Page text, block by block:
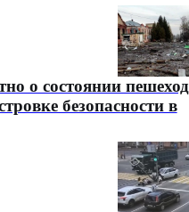
о состоянии
безопасности в